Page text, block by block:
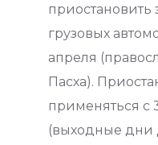
грузовых
апреля
Пасха).
применяться с
(выходные дни